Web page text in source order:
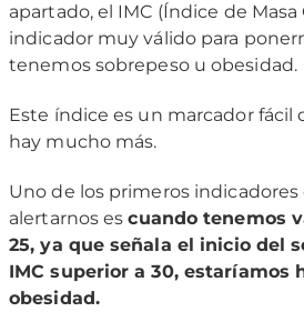
apartado, el IMC (Índice de Masa
indicador muy válido para
tenemos sobrepeso u obesidad.
Este índice es un marcador fácil
hay mucho más.
Uno de los primeros
alertarnos escuando tenemos
25, ya que señala el inicio del
IMC superior a 30, estaríamos
obesidad.